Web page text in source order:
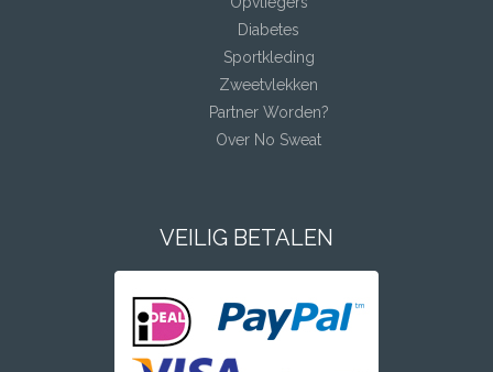
Diabetes
Sportkleding
Zweetvlekken
Partner Worden?
Over No Sweat
VEILIG BETALEN